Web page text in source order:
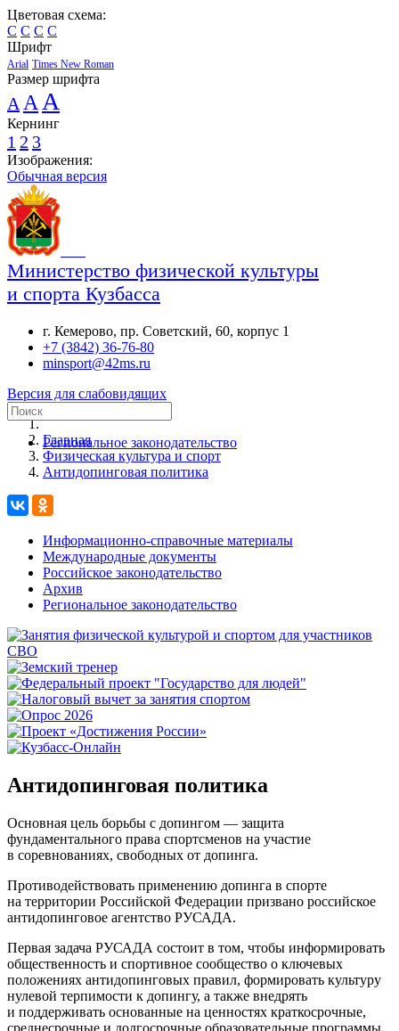
Цветовая схема:
C C C C
Шрифт
Arial Times New Roman
Размер шрифта
A A A
Кернинг
1 2 3
Изображения:
Обычная версия
Министерство физической культуры
и спорта Кузбасса
г. Кемерово, пр. Советский, 60, корпус 1
+7 (3842) 36-76-80
minsport@42ms.ru
Версия для слабовидящих
Региональное законодательство
Главная
Физическая культура и спорт
Антидопинговая политика
Информационно-справочные материалы
Международные документы
Российское законодательство
Архив
Региональное законодательство
Антидопинговая политика
Основная цель борьбы с допингом — защита
фундаментального права спортсменов на участие
в соревнованиях, свободных от допинга.
Противодействовать применению допинга в спорте
на территории Российской Федерации призвано российское
антидопинговое агентство РУСАДА.
Первая задача РУСАДА состоит в том, чтобы информировать
общественность и спортивное сообщество о ключевых
положениях антидопинговых правил, формировать культуру
нулевой терпимости к допингу, а также внедрять
и поддерживать основанные на ценностях краткосрочные,
среднесрочные и долгосрочные образовательные программы,